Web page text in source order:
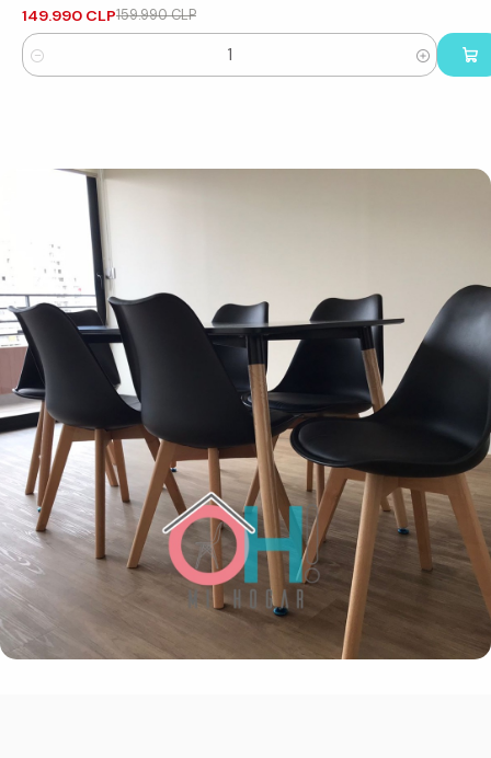
149.990 CLP159.990 CLP
Cantidad